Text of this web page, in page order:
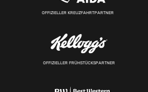
OFFIZIELLER KREUZFAHRTPARTNER
OFFIZIELLER FRÜHSTÜCKSPARTNER